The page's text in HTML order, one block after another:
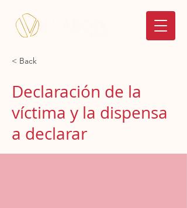
< Back
Declaración de la
víctima y la dispensa
a declarar